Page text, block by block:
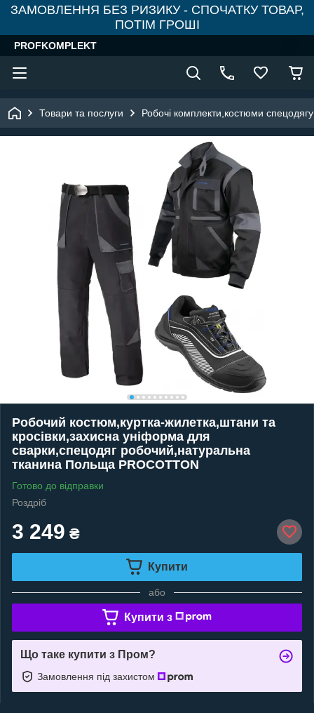
ЗАМОВЛЕННЯ БЕЗ РИЗИКУ - СПОЧАТКУ ТОВАР,
ПОТІМ ГРОШІ
PROFKOMPLEKT
Товари та послуги Робочі комплекти,костюми спецодягу
Робочий костюм,куртка-жилетка,штани та
кросівки,захисна уніформа для
сварки,спецодяг робочий,натуральна
тканина Польща PROCOTTON
Готово до відправки
Роздріб
3 249 ₴
Купити
або
Купити з
Що таке купити з Пром?
Замовлення під захистом